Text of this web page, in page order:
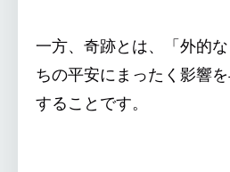
一方、奇跡とは、「外的
ちの平安にまったく影響
することです。